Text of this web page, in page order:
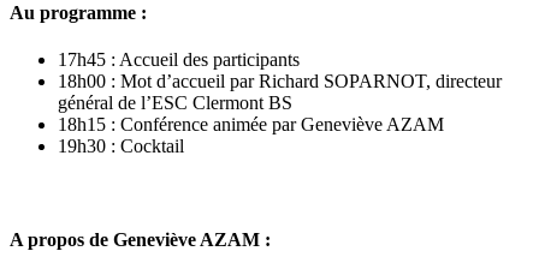
Au programme :
17h45 : Accueil des participants
18h00 : Mot d’accueil par Richard SOPARNOT, directeur
général de l’ESC Clermont BS
18h15 : Conférence animée par Geneviève AZAM
19h30 : Cocktail
A propos de Geneviève AZAM :